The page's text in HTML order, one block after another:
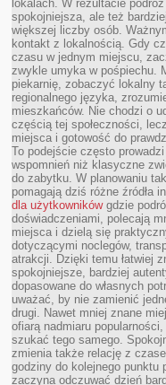
lokalach. W rezultacie
spokojniejsza, ale też
większej liczby osób.
kontakt z lokalnością. Gdy
czasu w jednym miejscu,
zwykle umyka w pośpiechu.
piekarnię, zobaczyć lokalny
regionalnego języka,
mieszkańców. Nie chodzi o
częścią tej społeczności,
miejsca i gotowość do
To podejście często
wspomnień niż klasyczne
do zabytku. W planowaniu
pomagają dziś różne źródła
dla użytkownikówgdzie
doświadczeniami, polecają
miejsca i dzielą się
dotyczącymi noclegów,
atrakcji. Dzięki temu łatwiej
spokojniejsze, bardziej
dopasowane do własnych
uważać, by nie zamienić
drugi. Nawet mniej znane
ofiarą nadmiaru
szukać tego samego.
zmienia także relację z
godziny do kolejnego punktu
zaczyna odczuwać dzień